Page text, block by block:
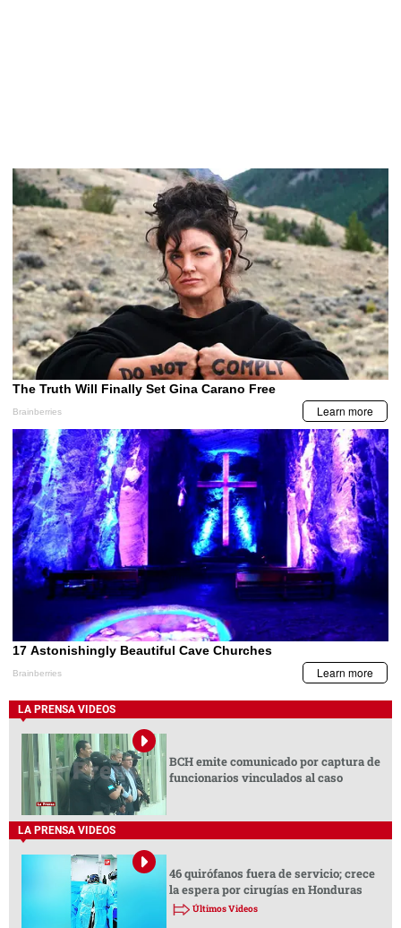
LA PRENSA VIDEOS
BCH emite comunicado por captura de
funcionarios vinculados al caso
LA PRENSA VIDEOS
46 quirófanos fuera de servicio; crece
la espera por cirugías en Honduras
Últimos Videos